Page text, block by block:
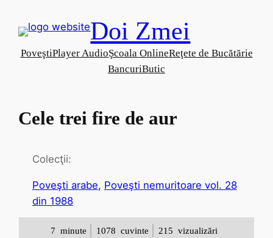
Doi Zmei
PoveştiPlayer AudioŞcoala OnlineReţete de Bucătărie
BancuriButic
Cele trei fire de aur
Colecţii:
Poveşti arabe, Poveşti nemuritoare vol. 28
din 1988
7 minute 1078 cuvinte 215 vizualizări